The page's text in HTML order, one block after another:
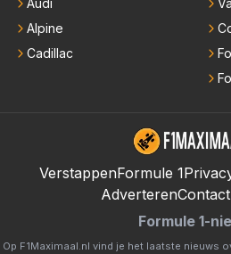
Audi
Alpine
Cadillac
VerstappenFormule 1
AdverterenContact
Formule 1-
Op F1Maximaal.nl vind je het laatste nieuws